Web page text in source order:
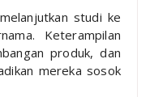
studi ke
Keterampilan
produk, dan
mereka sosok